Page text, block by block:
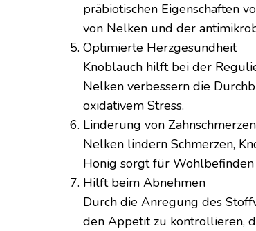
präbiotischen Eigenschaften
von Nelken und der
Optimierte Herzgesundheit
Knoblauch hilft bei der
Nelken verbessern die
oxidativem Stress.
Linderung von Zahnschmerzen
Nelken lindern Schmerzen,
Honig sorgt für Wohlbefinden
Hilft beim Abnehmen
Durch die Anregung des
den Appetit zu kontrollieren,